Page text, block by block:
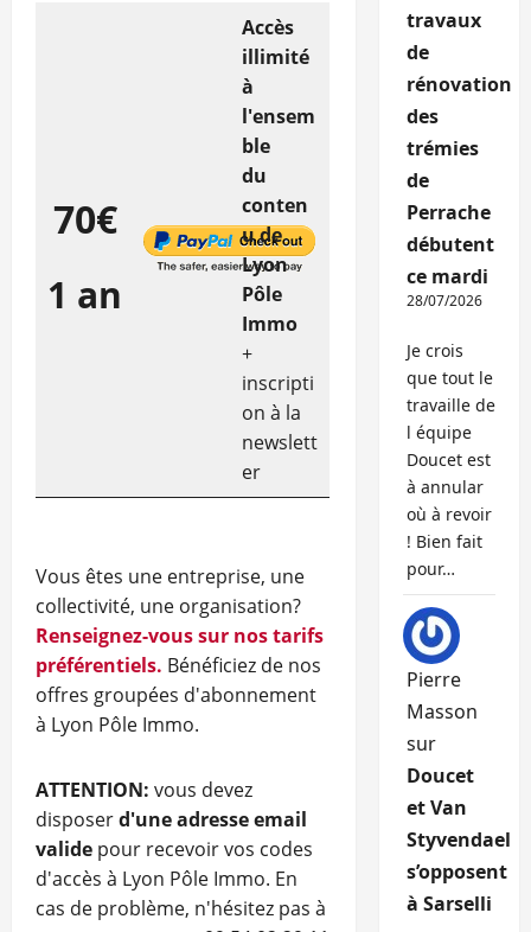
70€
1 an
Accès
illimité
à
l'ensem
ble
du
conten
u de
Lyon
Pôle
Immo
+
inscripti
on à la
newslett
er
Vous êtes une entreprise, une
collectivité, une organisation?
Renseignez-vous sur nos tarifs
préférentiels. Bénéficiez de nos
offres groupées d'abonnement
à Lyon Pôle Immo.
ATTENTION: vous devez
disposerd'une adresse email
valide pour recevoir vos codes
d'accès à Lyon Pôle Immo. En
cas de problème, n'hésitez pas à
travaux
de
rénovation
des
trémies
de
Perrache
débutent
ce mardi
28/07/2026
Je crois
que tout le
travaille de
l équipe
Doucet est
à annular
où à revoir
! Bien fait
pour…
Pierre
Masson
sur
Doucet
et Van
Styvendael
s’opposent
à Sarselli